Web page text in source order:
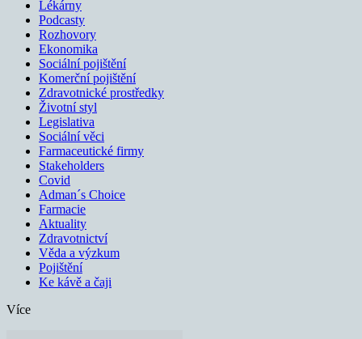
Lékárny
Podcasty
Rozhovory
Ekonomika
Sociální pojištění
Komerční pojištění
Zdravotnické prostředky
Životní styl
Legislativa
Sociální věci
Farmaceutické firmy
Stakeholders
Covid
Adman´s Choice
Farmacie
Aktuality
Zdravotnictví
Věda a výzkum
Pojištění
Ke kávě a čaji
Více